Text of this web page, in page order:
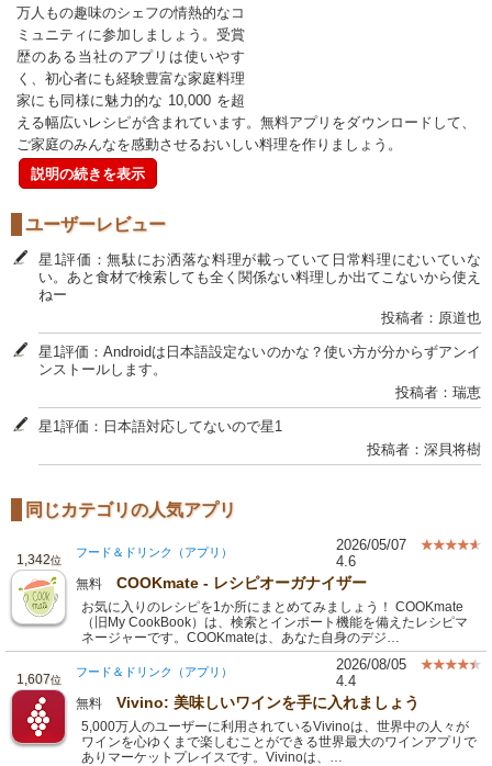
万人もの趣味のシェフの情熱的なコ
ミュニティに参加しましょう。受賞
歴のある当社のアプリは使いやす
く、初心者にも経験豊富な家庭料理
家にも同様に魅力的な 10,000 を超
える幅広いレシピが含まれています。無料アプリをダウンロードして、
ご家庭のみんなを感動させるおいしい料理を作りましょう。
説明の続きを表示
ユーザーレビュー
星1評価：無駄にお洒落な料理が載っていて日常料理にむいていな
い。あと食材で検索しても全く関係ない料理しか出てこないから使え
ねー
投稿者：原道也
星1評価：Androidは日本語設定ないのかな？使い方が分からずアンイ
ンストールします。
投稿者：瑞恵
星1評価：日本語対応してないので星1
投稿者：深貝将樹
同じカテゴリの人気アプリ
1,342位
フード＆ドリンク（アプリ）
2026/05/07
4.6
無料 COOKmate - レシピオーガナイザー
お気に入りのレシピを1か所にまとめてみましょう！ COOKmate
（旧My CookBook）は、検索とインポート機能を備えたレシピマ
ネージャーです。COOKmateは、あなた自身のデジ…
1,607位
フード＆ドリンク（アプリ）
2026/08/05
4.4
無料 Vivino: 美味しいワインを手に入れましょう
5,000万人のユーザーに利用されているVivinoは、世界中の人々が
ワインを心ゆくまで楽しむことができる世界最大のワインアプリで
ありマーケットプレイスです。Vivinoは、…